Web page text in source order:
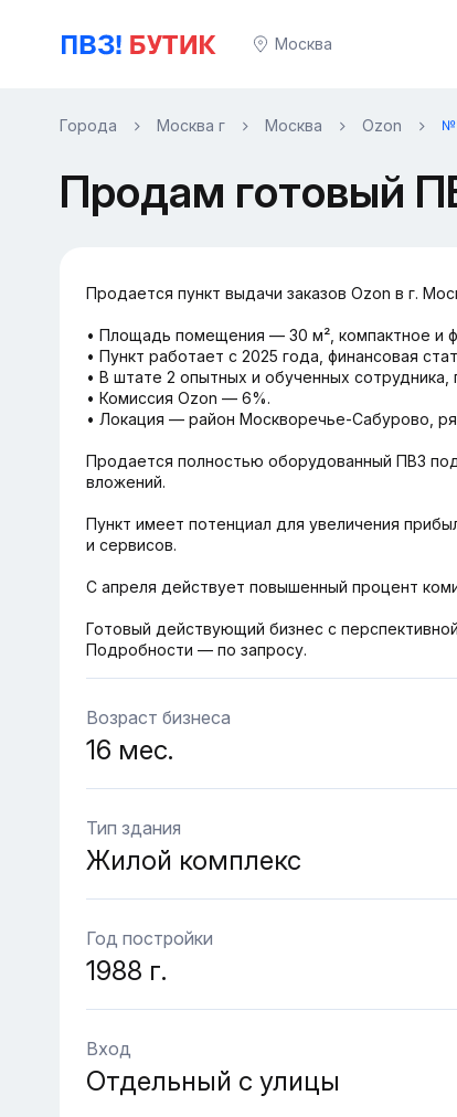
Москва
Города Москва г Москва Ozon №
Продам готовый
Продается пункт выдачи заказов Ozon в г.
• Площадь помещения — 30 м², компактное и
• Пункт работает с 2025 года, финансовая
• В штате 2 опытных и обученных
• Комиссия Ozon — 6%.
• Локация — район Москворечье-Сабурово,
Продается полностью оборудованный ПВЗ
вложений.
Пункт имеет потенциал для увеличения
и сервисов.
С апреля действует повышенный процент
Готовый действующий бизнес с
Подробности — по запросу.
Возраст бизнеса
16 мес.
Тип здания
Жилой комплекс
Год постройки
1988 г.
Вход
Отдельный с улицы